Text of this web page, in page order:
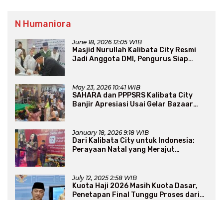
N Humaniora
June 18, 2026 12:05 WIB
Masjid Nurullah Kalibata City Resmi
Jadi Anggota DMI, Pengurus Siap
May 23, 2026 10:41 WIB
SAHARA dan PPPSRS Kalibata City
Banjir Apresiasi Usai Gelar Bazaar
January 18, 2026 9:18 WIB
Dari Kalibata City untuk Indonesia:
Perayaan Natal yang Merajut
July 12, 2025 2:58 WIB
Kuota Haji 2026 Masih Kuota Dasar,
Penetapan Final Tunggu Proses dari